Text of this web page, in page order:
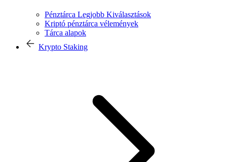
Pénztárca Legjobb Kiválasztások
Kriptó pénztárca vélemények
Tárca alapok
Krypto Staking